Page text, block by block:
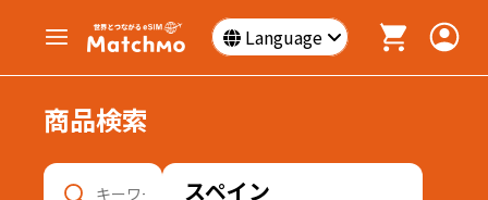
Language
商品検索
スペイン